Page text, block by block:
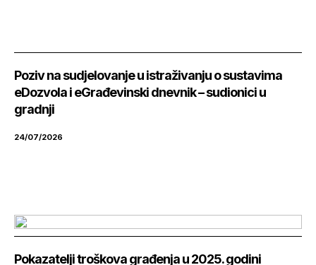
Poziv na sudjelovanje u istraživanju o sustavima
eDozvola i eGrađevinski dnevnik – sudionici u
gradnji
24/07/2026
Pokazatelji troškova građenja u 2025. godini